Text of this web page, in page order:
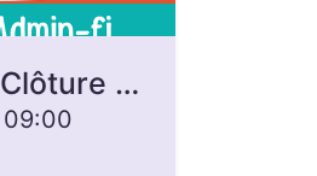
Pôle Admin-fi - Clôture de caisse
09:00